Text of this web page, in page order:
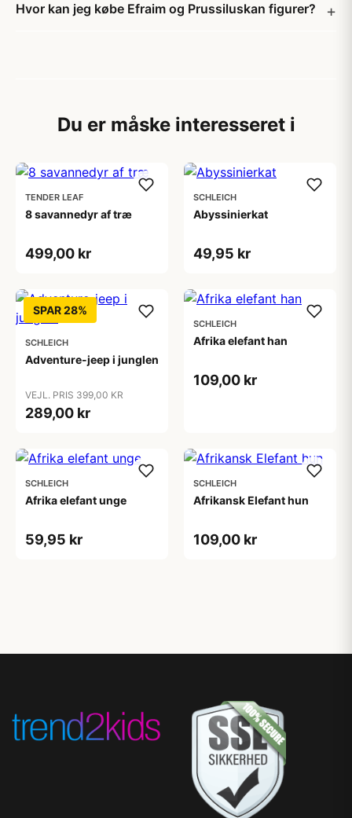
Hvor kan jeg købe Efraim og Prussiluskan figurer?
Du er måske interesseret i
TENDER LEAF
8 savannedyr af træ
499,00 kr
SCHLEICH
Abyssinierkat
49,95 kr
SPAR 28%
SCHLEICH
Adventure-jeep i junglen
VEJL. PRIS 399,00 KR
289,00 kr
SCHLEICH
Afrika elefant han
109,00 kr
SCHLEICH
Afrika elefant unge
59,95 kr
SCHLEICH
Afrikansk Elefant hun
109,00 kr